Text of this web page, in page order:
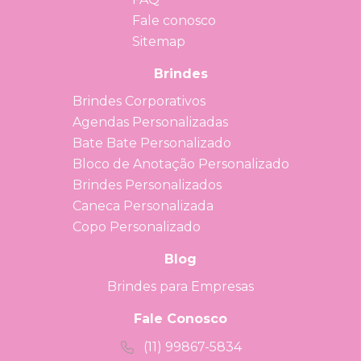
Fale conosco
Sitemap
Brindes
Brindes Corporativos
Agendas Personalizadas
Bate Bate Personalizado
Bloco de Anotação Personalizado
Brindes Personalizados
Caneca Personalizada
Copo Personalizado
Blog
Brindes para Empresas
Fale Conosco
(11) 99867-5834